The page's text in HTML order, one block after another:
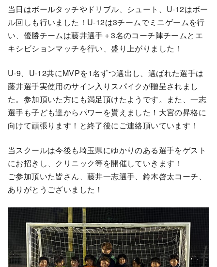
当日はボールタッチやドリブル、シュート、U-12はボー
ル回しも行いました！U-12は3チームでミニゲームを行
い、優勝チームは藤井選手＋3名のコーチ陣チームとエ
キシビションマッチを行い、盛り上がりました！
U-9、U-12共にMVPを1名ずつ選出し、選ばれた選手は
藤井選手実使用のサイン入りスパイクが贈呈されまし
た。参加頂いた方にも満足頂けたようです。また、一志
選手も子ども達からパワーを貰えました！大宮の昇格に
向けて頑張ります！と終了後にご連絡頂いています！
当スクールは今後も埼玉県にゆかりのある選手をゲスト
にお招きし、クリニック等を開催していきます！
ご参加頂いた皆さん、藤井一志選手、鈴木啓太コーチ、
ありがとうございました！